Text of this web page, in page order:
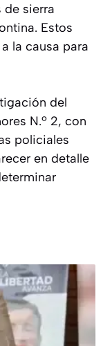
de sierra
Estos
la causa para
del
N.º 2, con
policiales
en detalle